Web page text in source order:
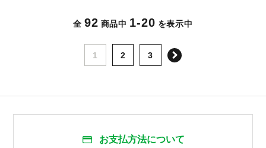
全 92 商品中 1-20 を表示中
1 2 3
次へ
お支払方法について